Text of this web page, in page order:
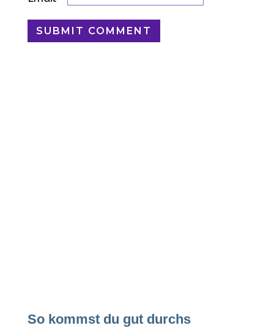
SUBMIT COMMENT
So kommst du gut durchs